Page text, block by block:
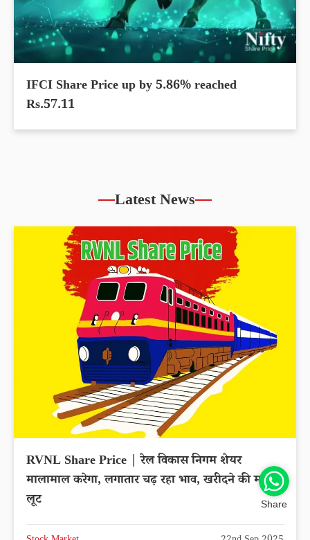
IFCI Share Price up by 5.86% reached
Rs.57.11
Latest News
RVNL Share Price | रेल विकास निगम शेयर
मालामाल करेगा, लगातार चढ़ रहा भाव, खरीदने की मची है
लूट
Share